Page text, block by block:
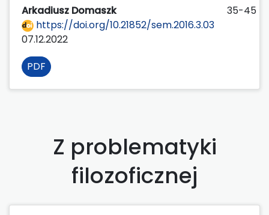
Arkadiusz Domaszk
35-45
https://doi.org/10.21852/sem.2016.3.03
07.12.2022
PDF
Z problematyki
filozoficznej